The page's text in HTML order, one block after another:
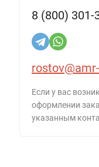
8 (800) 301-
Если у вас
оформлении
указанным